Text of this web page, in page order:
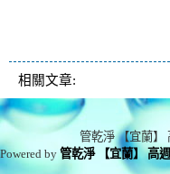
清洗水管 水管清洗
相關文章:
管乾淨 【宜蘭】
Powered by 管乾淨 【宜蘭】 高